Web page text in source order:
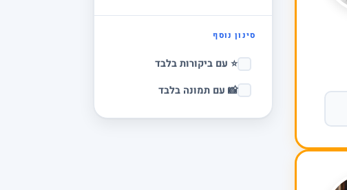
סינון נוסף
⭐ עם ביקורות בלבד
📸 עם תמונה בלבד